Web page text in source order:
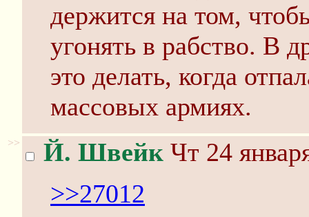
держится на том,
угонять в рабство. В
это делать, когда
массовых армиях.
>> Й. Швейк Чт 24
>>27012